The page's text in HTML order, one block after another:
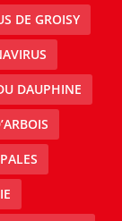
DE GROISY
DAUPHINE